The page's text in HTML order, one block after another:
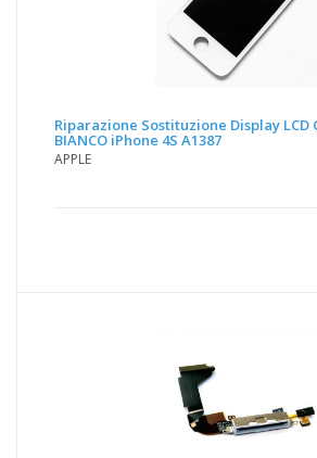
Riparazione Sostituzione Display LCD
BIANCO iPhone 4S A1387
APPLE